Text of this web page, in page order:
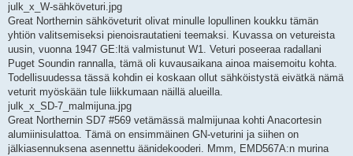
julk_x_W-sähköveturi.jpg
Great Northernin sähköveturit olivat minulle lopullinen koukku tämän
yhtiön valitsemiseksi pienoisrautatieni teemaksi. Kuvassa on vetureista
uusin, vuonna 1947 GE:ltä valmistunut W1. Veturi poseeraa radallani
Puget Soundin rannalla, tämä oli kuvausaikana ainoa maisemoitu kohta.
Todellisuudessa tässä kohdin ei koskaan ollut sähköistystä eivätkä nämä
veturit myöskään tule liikkumaan näillä alueilla.
julk_x_SD-7_malmijuna.jpg
Great Northernin SD7 #569 vetämässä malmijunaa kohti Anacortesin
alumiinisulattoa. Tämä on ensimmäinen GN-veturini ja siihen on
jälkiasennuksena asennettu äänidekooderi. Mmm, EMD567A:n murina